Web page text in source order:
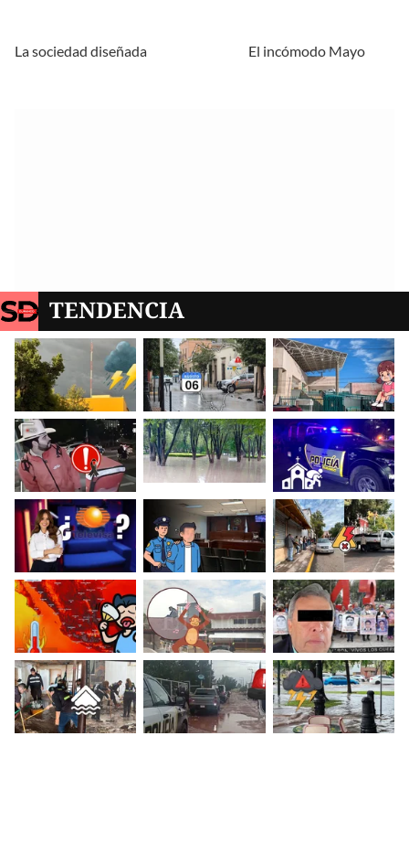
La sociedad diseñada El incómodo Mayo
TENDENCIA